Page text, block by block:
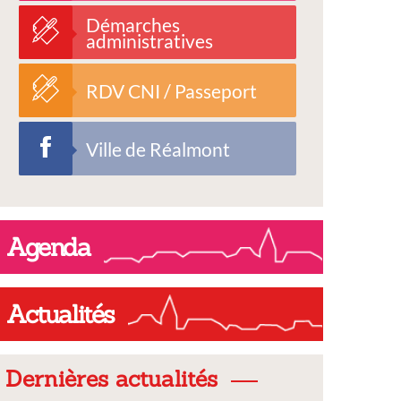
Démarches
administratives
RDV CNI / Passeport
Ville de Réalmont
Agenda
Actualités
Dernières actualités